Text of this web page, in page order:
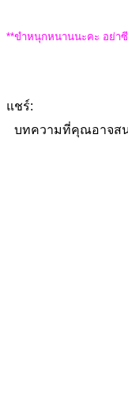
**ขำหนุกหนานนะคะ อย่า
แชร์:
บทความที่คุณอาจส